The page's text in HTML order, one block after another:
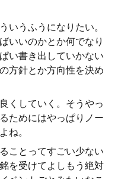
いうふうになりたい。
いいのかとか何でなり
い書き出していかない
方針とか方向性を決め
くしていく。そうやっ
ためにはやっぱりノー
ね。
ことってすごい少ない
を受けてよしもう絶対